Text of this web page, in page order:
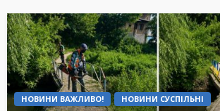
НОВИНИ ВАЖЛИВО! НОВИНИ СУСПІЛЬНІ